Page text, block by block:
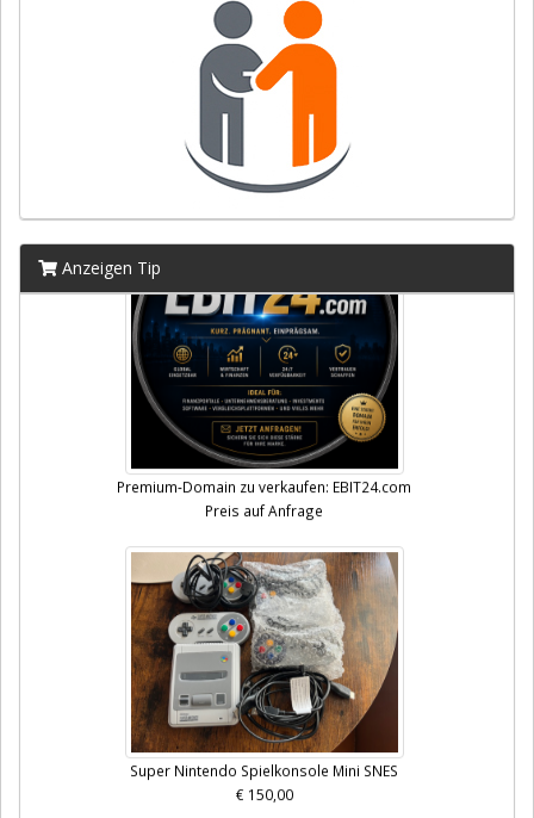
Anzeigen Tip
Premium-Domain zu verkaufen: EBIT24.com
Preis auf Anfrage
Super Nintendo Spielkonsole Mini SNES
€ 150,00